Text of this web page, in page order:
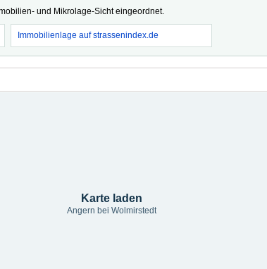
und Mikrolage-Sicht eingeordnet.
Immobilienlage auf strassenindex.de
Karte laden
Angern bei Wolmirstedt